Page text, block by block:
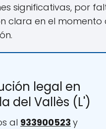
significativas, por
clara en el momento
legal en
del Vallès (L')
al 933900523 y